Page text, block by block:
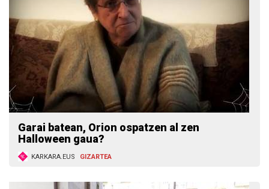
Garai batean, Orion ospatzen al zen
Halloween gaua?
KARKARA.EUS GIZARTEA